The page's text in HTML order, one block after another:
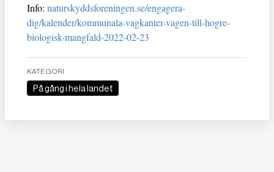
Info: naturskyddsforeningen.se/engagera-
dig/kalender/kommunala-vagkanter-vagen-till-hogre-
biologisk-mangfald-2022-02-23
KATEGORI
På gång i hela landet